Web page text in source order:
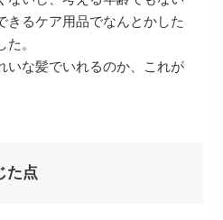
きるケア用品でなんとかした
。
いな髪でいれるのか、これが
た点